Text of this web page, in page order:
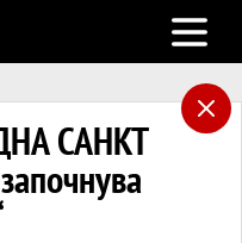
Open
САНКТ